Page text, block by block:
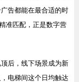
告都能在最合适的时
准匹配，正是数字营
后，线下场景成为新
电梯间这个日均触达